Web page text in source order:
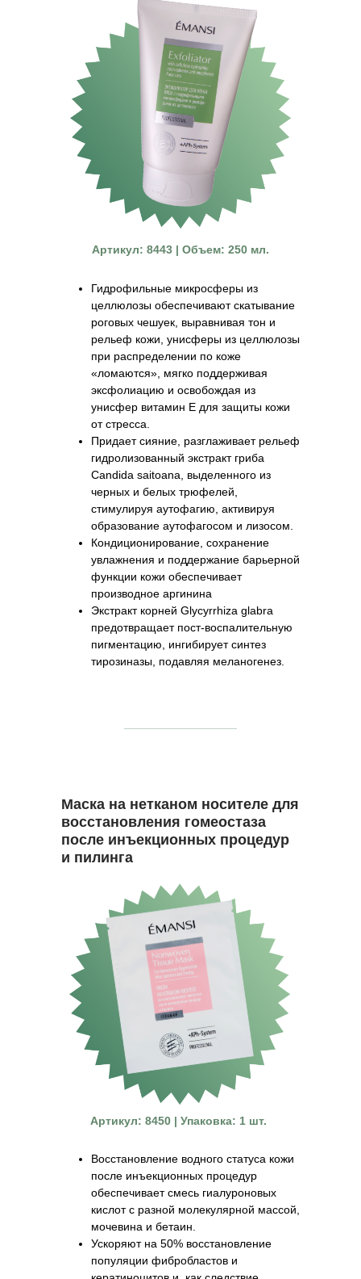
Гидрофильные микросферы из
целлюлозы обеспечивают скатывание
роговых чешуек, выравнивая тон и
рельеф кожи, унисферы из целлюлозы
при распределении по коже
«ломаются», мягко поддерживая
эксфолиацию и освобождая из
унисфер витамин Е для защиты кожи
от стресса.
Придает сияние, разглаживает рельеф
гидролизованный экстракт гриба
Candida saitoana, выделенного из
черных и белых трюфелей,
стимулируя аутофагию, активируя
образование аутофагосом и лизосом.
Кондиционирование, сохранение
увлажнения и поддержание барьерной
функции кожи обеспечивает
производное аргинина
Экстракт корней Glycyrrhiza glabra
предотвращает пост-воспалительную
пигментацию, ингибирует синтез
тирозиназы, подавляя меланогенез.
Артикул: 8443 | Объем: 250 мл.
Маска на нетканом носителе для
восстановления гомеостаза
после инъекционных процедур
и пилинга
Артикул: 8450 | Упаковка: 1 шт.
Восстановление водного статуса кожи
после инъекционных процедур
обеспечивает смесь гиалуроновых
кислот с разной молекулярной массой,
мочевина и бетаин.
Ускоряют на 50% восстановление
популяции фибробластов и